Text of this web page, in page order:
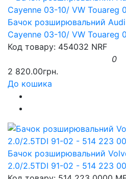
Бачок розширювальний
Cayenne 03-10/ VW Touareg
Код товару: 454032 NRF
0
2 820.00грн.
До кошика
Бачок розширювальний
2.0/2.5TDI 91-02 - 514 223